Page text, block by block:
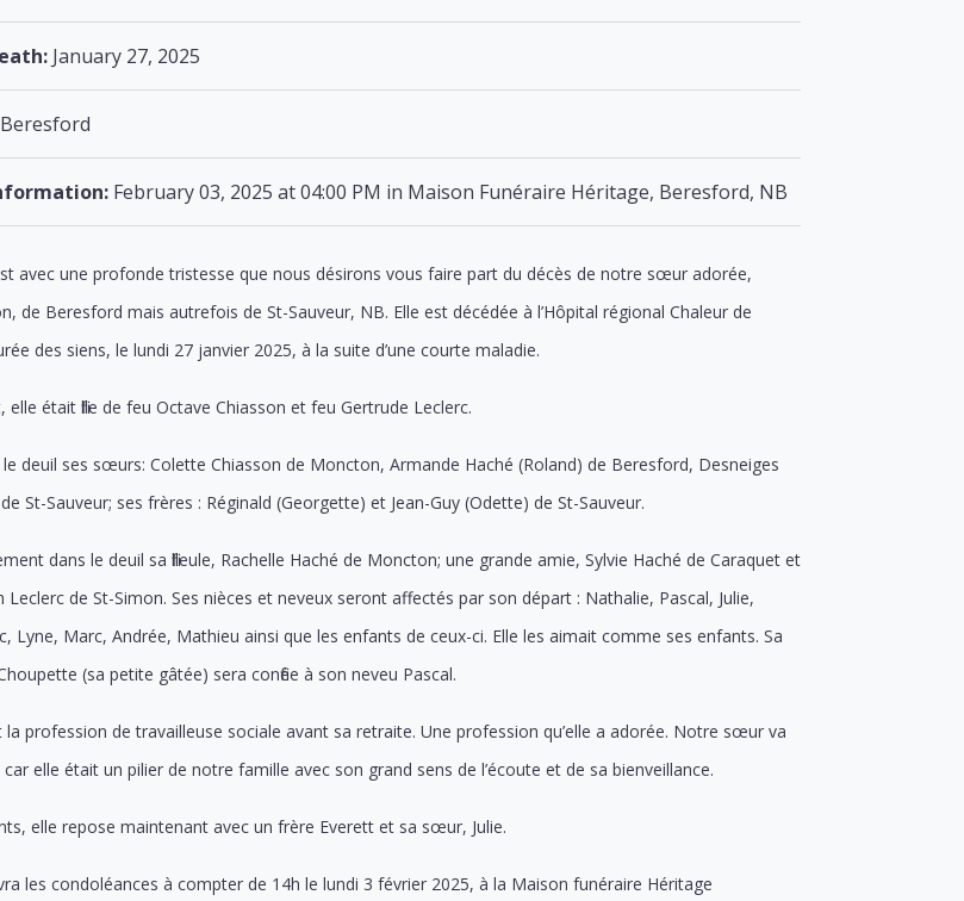
January 27, 2025
Beresford
February 03, 2025 at 04:00 PM in Maison Funéraire Héritage, Beresford, NB
avec une profonde tristesse que nous désirons vous faire part du décès de notre sœur adorée,
de Beresford mais autrefois de St-Sauveur, NB. Elle est décédée à l’Hôpital régional Chaleur de
des siens, le lundi 27 janvier 2025, à la suite d’une courte maladie.
elle était fille de feu Octave Chiasson et feu Gertrude Leclerc.
le deuil ses sœurs: Colette Chiasson de Moncton, Armande Haché (Roland) de Beresford, Desneiges
St-Sauveur; ses frères : Réginald (Georgette) et Jean-Guy (Odette) de St-Sauveur.
dans le deuil sa filleule, Rachelle Haché de Moncton; une grande amie, Sylvie Haché de Caraquet et
Leclerc de St-Simon. Ses nièces et neveux seront affectés par son départ : Nathalie, Pascal, Julie,
Lyne, Marc, Andrée, Mathieu ainsi que les enfants de ceux-ci. Elle les aimait comme ses enfants. Sa
(sa petite gâtée) sera confiée à son neveu Pascal.
la profession de travailleuse sociale avant sa retraite. Une profession qu’elle a adorée. Notre sœur va
elle était un pilier de notre famille avec son grand sens de l’écoute et de sa bienveillance.
elle repose maintenant avec un frère Everett et sa sœur, Julie.
les condoléances à compter de 14h le lundi 3 février 2025, à la Maison funéraire Héritage